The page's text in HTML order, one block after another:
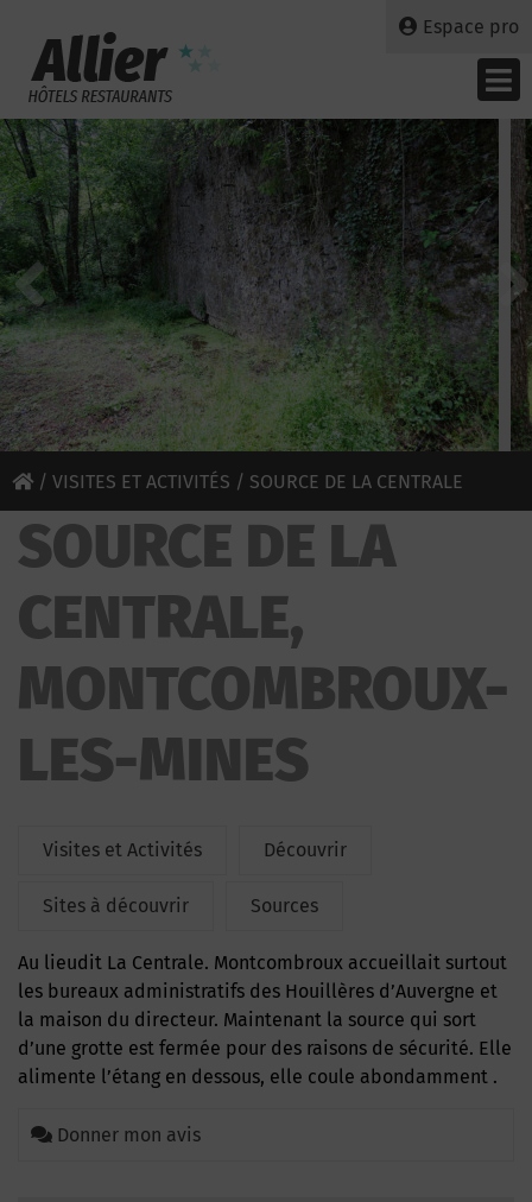
Espace pro
/ VISITES ET ACTIVITÉS / SOURCE DE LA CENTRALE
SOURCE DE LA
CENTRALE,
MONTCOMBROUX-
LES-MINES
Visites et Activités Découvrir
Sites à découvrir Sources
Au lieudit La Centrale. Montcombroux accueillait surtout
les bureaux administratifs des Houillères d’Auvergne et
la maison du directeur. Maintenant la source qui sort
d’une grotte est fermée pour des raisons de sécurité. Elle
alimente l’étang en dessous, elle coule abondamment .
Donner mon avis